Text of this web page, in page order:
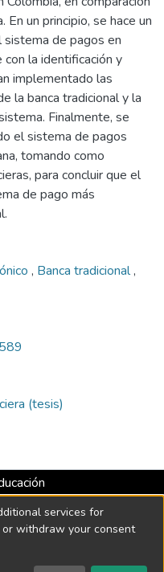
En un principio, se hace un
sistema de pagos en
la identificación y
implementado las
la banca tradicional y la
Finalmente, se
el sistema de pagos
tomando como
para concluir que el
de pago más
, Banca tradicional,
(tesis)
hasta 2026 -
de 2018
services for
withdraw your consent